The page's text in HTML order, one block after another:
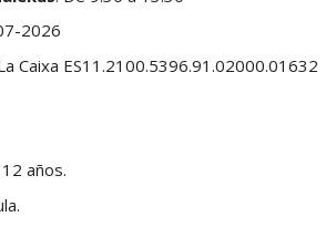
2026
Caixa ES11.2100.5396.91.02000.01632
años.